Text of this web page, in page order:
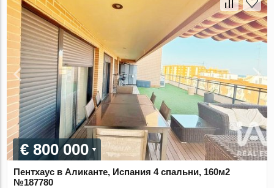
€ 800 000
Пентхаус в Аликанте, Испания 4 спальни, 160м2
№187780